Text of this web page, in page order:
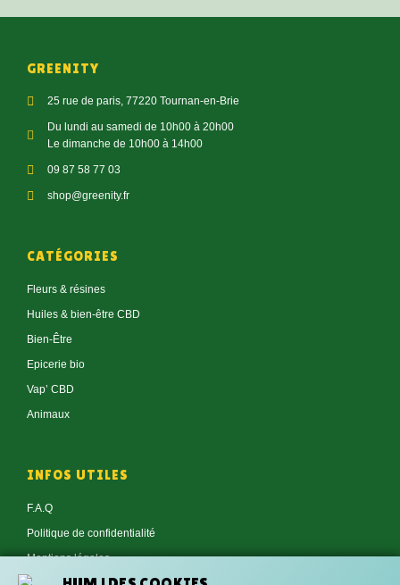
GREENITY
25 rue de paris, 77220 Tournan-en-Brie
Du lundi au samedi de 10h00 à 20h00
Le dimanche de 10h00 à 14h00
09 87 58 77 03
shop@greenity.fr
CATÉGORIES
Fleurs & résines
Huiles & bien-être CBD
Bien-Être
Epicerie bio
Vap’ CBD
Animaux
INFOS UTILES
F.A.Q
Politique de confidentialité
Mentions légales